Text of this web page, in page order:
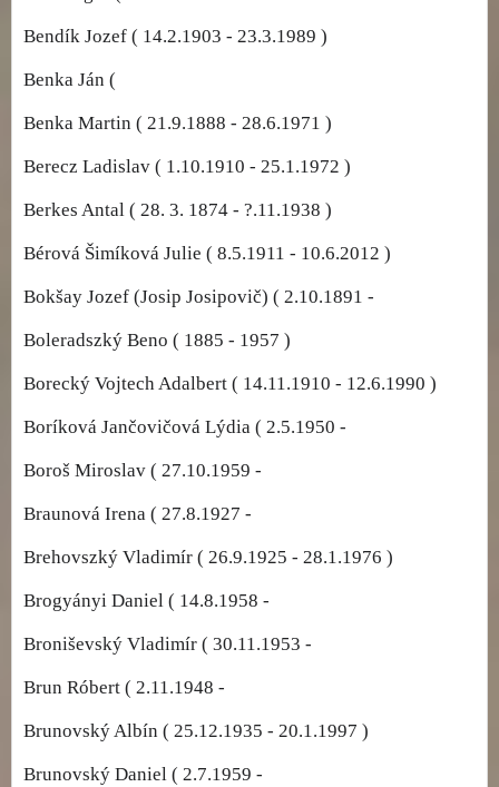
Bendík Jozef ( 14.2.1903 - 23.3.1989 )
Benka Ján (
Benka Martin ( 21.9.1888 - 28.6.1971 )
Berecz Ladislav ( 1.10.1910 - 25.1.1972 )
Berkes Antal ( 28. 3. 1874 - ?.11.1938 )
Bérová Šimíková Julie ( 8.5.1911 - 10.6.2012 )
Bokšay Jozef (Josip Josipovič) ( 2.10.1891 -
Boleradszký Beno ( 1885 - 1957 )
Borecký Vojtech Adalbert ( 14.11.1910 - 12.6.1990 )
Boríková Jančovičová Lýdia ( 2.5.1950 -
Boroš Miroslav ( 27.10.1959 -
Braunová Irena ( 27.8.1927 -
Brehovszký Vladimír ( 26.9.1925 - 28.1.1976 )
Brogyányi Daniel ( 14.8.1958 -
Broniševský Vladimír ( 30.11.1953 -
Brun Róbert ( 2.11.1948 -
Brunovský Albín ( 25.12.1935 - 20.1.1997 )
Brunovský Daniel ( 2.7.1959 -